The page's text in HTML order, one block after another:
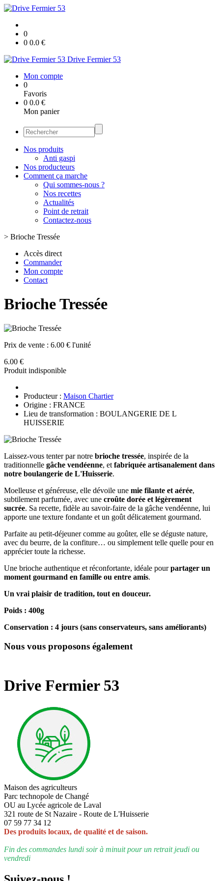
0
0 0.0 €
Drive Fermier 53
Mon compte
0
Favoris
0 0.0 €
Mon panier
Nos produits
Anti gaspi
Nos producteurs
Comment ça marche
Qui sommes-nous ?
Nos recettes
Actualités
Point de retrait
Contactez-nous
> Brioche Tressée
Accès direct
Commander
Mon compte
Contact
Brioche Tressée
Prix de vente : 6.00 € l'unité
6.00 €
Produit indisponible
Producteur : Maison Chartier
Origine : FRANCE
Lieu de transformation : BOULANGERIE DE L
HUISSERIE
Laissez-vous tenter par notre brioche tressée, inspirée de la
traditionnelle gâche vendéenne, et fabriquée artisanalement dans
notre boulangerie de L'Huisserie.
Moelleuse et généreuse, elle dévoile une mie filante et aérée,
subtilement parfumée, avec une croûte dorée et légèrement
sucrée. Sa recette, fidèle au savoir-faire de la gâche vendéenne, lui
apporte une texture fondante et un goût délicatement gourmand.
Parfaite au petit-déjeuner comme au goûter, elle se déguste nature,
avec du beurre, de la confiture… ou simplement telle quelle pour en
apprécier toute la richesse.
Une brioche authentique et réconfortante, idéale pourpartager un
moment gourmand en famille ou entre amis.
Un vrai plaisir de tradition, tout en douceur.
Poids : 400g
Conservation : 4 jours (sans conservateurs, sans améliorants)
Nous vous proposons également
Drive Fermier 53
Maison des agriculteurs
Parc technopole de Changé
OU au Lycée agricole de Laval
321 route de St Nazaire - Route de L'Huisserie
07 59 77 34 12
Des produits locaux, de qualité et de saison.
Fin des commandes lundi soir à minuit pour un retrait jeudi ou
vendredi